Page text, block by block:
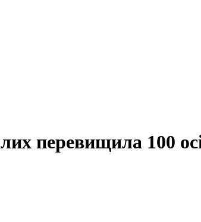
перевищила 100